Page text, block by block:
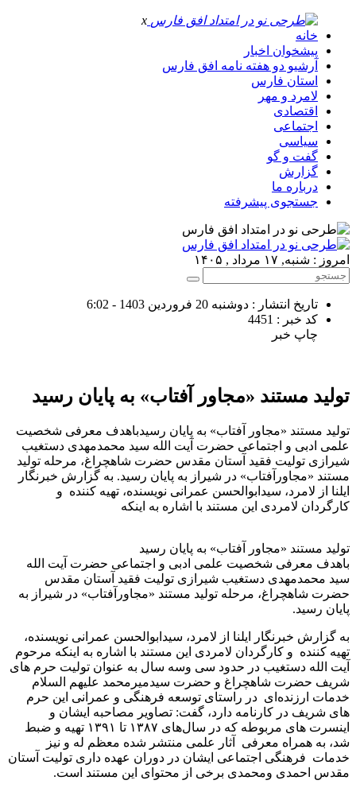
x
خانه
پیشخوان اخبار
آرشیو دو هفته نامه افق فارس
استان فارس
لامرد و مهر
اقتصادی
اجتماعی
سیاسی
گفت و گو
گزارش
درباره ما
جستجوی پیشرفته
امروز : شنبه, ۱۷ مرداد , ۱۴۰۵
تاریخ انتشار : دوشنبه 20 فروردین 1403 - 6:02
کد خبر : 4451
چاپ خبر
تولید مستند «مجاور آفتاب» به پایان رسید
تولید مستند «مجاور آفتاب» به پایان رسیدباهدف معرفی شخصیت
علمی ادبی و اجتماعی حضرت آیت الله سید محمدمهدی دستغیب
شیرازی تولیت فقید آستان مقدس حضرت شاهچراغ، مرحله تولید
مستند «مجاورآفتاب» در شیراز به پایان رسید. به گزارش خبرنگار
ایلنا از لامرد، سیدابوالحسن عمرانی نویسنده، تهیه کننده و
کارگردان لامردی این مستند با اشاره به اینکه
تولید مستند «مجاور آفتاب» به پایان رسید
باهدف معرفی شخصیت علمی ادبی و اجتماعی حضرت آیت الله
سید محمدمهدی دستغیب شیرازی تولیت فقید آستان مقدس
حضرت شاهچراغ، مرحله تولید مستند «مجاورآفتاب» در شیراز به
پایان رسید.
به گزارش خبرنگار ایلنا از لامرد، سیدابوالحسن عمرانی نویسنده،
تهیه کننده و کارگردان لامردی این مستند با اشاره به اینکه مرحوم
آیت الله دستغیب در حدود سی وسه سال به عنوان تولیت حرم های
شریف حضرت شاهچراغ و حضرت سیدمیرمحمد علیهم السلام
خدمات ارزنده‌ای در راستای توسعه فرهنگی و عمرانی این حرم
های شریف در کارنامه دارد، گفت: تصاویر مصاحبه ایشان و
اینسرت های مربوطه که در سال‌های ۱۳۸۷ تا ۱۳۹۱ تهیه و ضبط
شد، به همراه معرفی آثار علمی منتشر شده معظم له و نیز
خدمات فرهنگی اجتماعی ایشان در دوران عهده داری تولیت آستان
مقدس احمدی ومحمدی برخی از محتوای این مستند است.